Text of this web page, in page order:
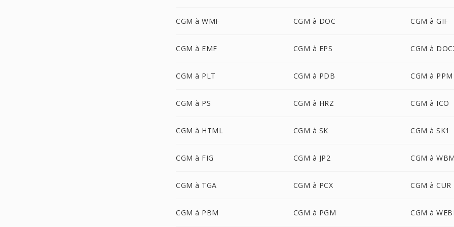
CGM à WMF CGM à DOC CGM à GIF
CGM à EMF CGM à EPS CGM à
CGM à PLT CGM à PDB CGM à PPM
CGM à PS CGM à HRZ CGM à ICO
CGM à HTML CGM à SK CGM à SK1
CGM à FIG CGM à JP2 CGM à
CGM à TGA CGM à PCX CGM à CUR
CGM à PBM CGM à PGM CGM à